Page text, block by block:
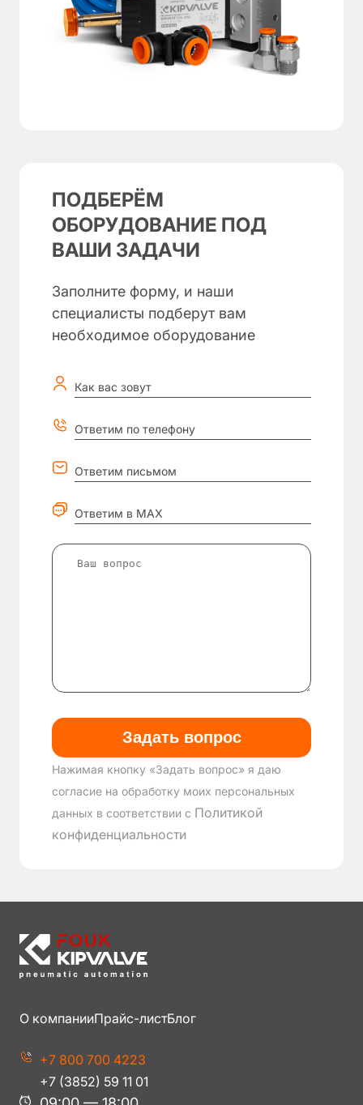
ПОДБЕРЁМ
ОБОРУДОВАНИЕ ПОД
ВАШИ ЗАДАЧИ
Заполните форму, и наши
специалисты подберут вам
необходимое оборудование
Как вас зовут
Ответим по телефону
Ответим письмом
Ответим в MAX
Нажимая кнопку «Задать вопрос» я даю
согласие на обработку моих персональных
данных в соответствии с Политикой
конфиденциальности
О компанииПрайс-листБлог
+7 800 700 4223
+7 (3852) 59 11 01